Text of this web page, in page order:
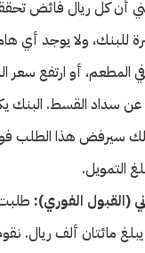
تعني أن كل ريال فائض
للبنك، ولا يوجد أي
المطعم، أو ارتفع سعر
عن سداد القسط. البنك
سيرفض هذا الطلب
التمويل.
(القبول الفوري):
مائتان ألف ريال.